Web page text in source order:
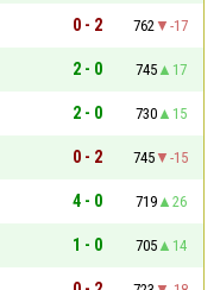
0 - 2 762
-17
2 - 0 745
17
2 - 0 730
15
0 - 2 745
-15
4 - 0 719
26
1 - 0 705
14